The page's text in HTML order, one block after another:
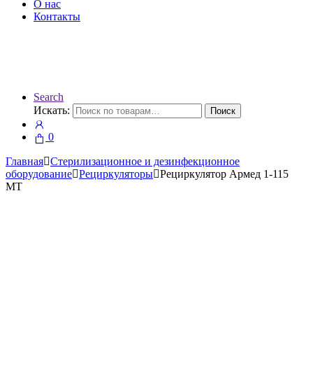
О нас
Контакты
Search
Искать:
Поиск
0
Главная Стерилизационное и дезинфекционное
оборудование Рециркуляторы Рециркулятор Армед 1-115
МТ